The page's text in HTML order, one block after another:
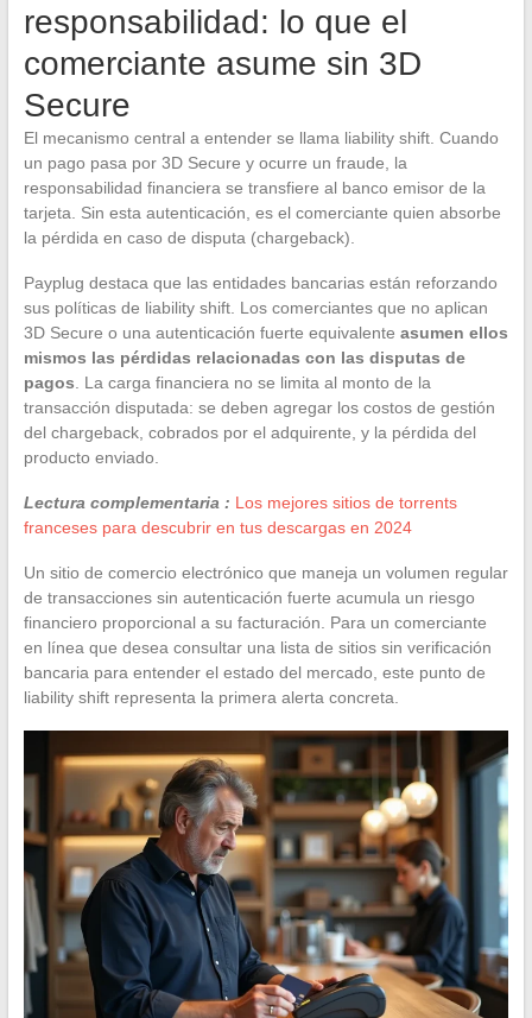
responsabilidad: lo que el
comerciante asume sin 3D
Secure
El mecanismo central a entender se llama liability shift. Cuando
un pago pasa por 3D Secure y ocurre un fraude, la
responsabilidad financiera se transfiere al banco emisor de la
tarjeta. Sin esta autenticación, es el comerciante quien absorbe
la pérdida en caso de disputa (chargeback).
Payplug destaca que las entidades bancarias están reforzando
sus políticas de liability shift. Los comerciantes que no aplican
3D Secure o una autenticación fuerte equivalente asumen ellos
mismos las pérdidas relacionadas con las disputas de
pagos . La carga financiera no se limita al monto de la
transacción disputada: se deben agregar los costos de gestión
del chargeback, cobrados por el adquirente, y la pérdida del
producto enviado.
Lectura complementaria : Los mejores sitios de torrents
franceses para descubrir en tus descargas en 2024
Un sitio de comercio electrónico que maneja un volumen regular
de transacciones sin autenticación fuerte acumula un riesgo
financiero proporcional a su facturación. Para un comerciante
en línea que desea consultar una lista de sitios sin verificación
bancaria para entender el estado del mercado, este punto de
liability shift representa la primera alerta concreta.